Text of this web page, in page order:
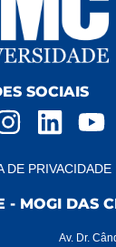
SOCIAIS
DE PRIVACIDADE
- MOGI DAS
Av. Dr.